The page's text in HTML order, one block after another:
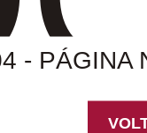
- PÁGINA